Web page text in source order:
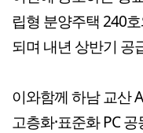
립형 분양주택 240
되며 내년 상반기 공
이와함께 하남 교산
고층화·표준화 PC